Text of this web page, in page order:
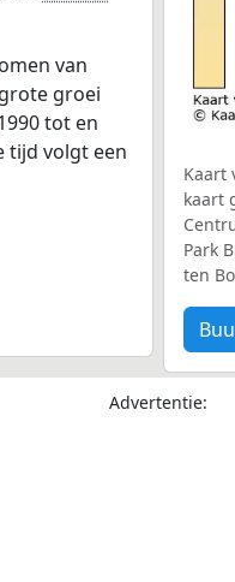
van
groei
tot en
tijd volgt een
Kaart
kaart
Park
ten
Advertentie: